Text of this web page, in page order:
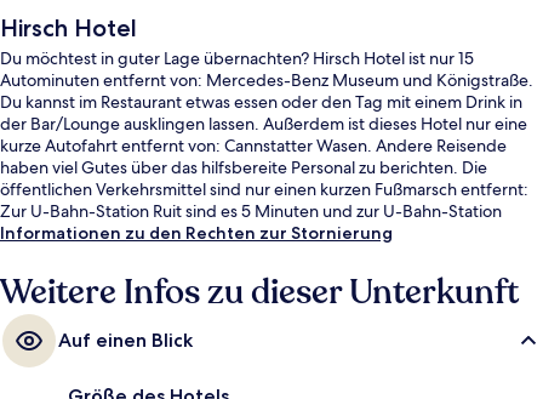
Hirsch Hotel
Du möchtest in guter Lage übernachten? Hirsch Hotel ist nur 15
Autominuten entfernt von: Mercedes-Benz Museum und Königstraße.
Du kannst im Restaurant etwas essen oder den Tag mit einem Drink in
der Bar/Lounge ausklingen lassen. Außerdem ist dieses Hotel nur eine
kurze Autofahrt entfernt von: Cannstatter Wasen. Andere Reisende
haben viel Gutes über das hilfsbereite Personal zu berichten. Die
öffentlichen Verkehrsmittel sind nur einen kurzen Fußmarsch entfernt:
Zur U-Bahn-Station Ruit sind es 5 Minuten und zur U-Bahn-Station
Zinsholz 11 Minuten.
Informationen zu den Rechten zur Stornierung
Weitere Infos zu dieser Unterkunft
Auf einen Blick